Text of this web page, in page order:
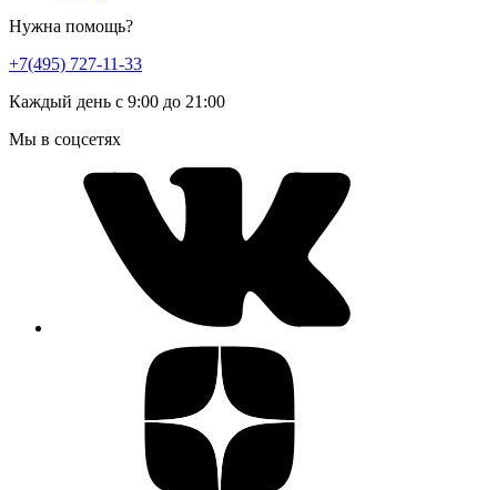
Нужна помощь?
+7(495) 727-11-33
Каждый день с 9:00 до 21:00
Мы в соцсетях